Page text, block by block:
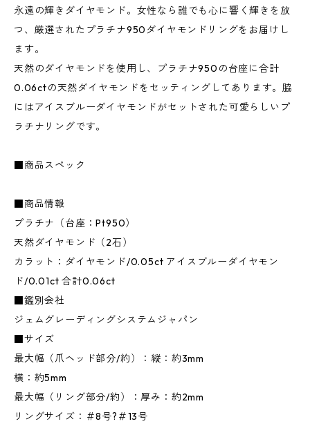
永遠の輝きダイヤモンド。女性なら誰でも心に響く輝きを放
つ、厳選されたプラチナ950ダイヤモンドリングをお届けし
ます。
天然のダイヤモンドを使用し、プラチナ950の台座に合計
0.06ctの天然ダイヤモンドをセッティングしてあります。脇
にはアイスブルーダイヤモンドがセットされた可愛らしいプ
ラチナリングです。
■商品スペック
■商品情報
プラチナ（台座：Pt950）
天然ダイヤモンド（2石）
カラット：ダイヤモンド/0.05ct アイスブルーダイヤモン
ド/0.01ct 合計0.06ct
■鑑別会社
ジェムグレーディングシステムジャパン
■サイズ
最大幅（爪ヘッド部分/約）：縦：約3mm
横：約5mm
最大幅（リング部分/約）：厚み：約2mm
リングサイズ：＃8号?＃13号